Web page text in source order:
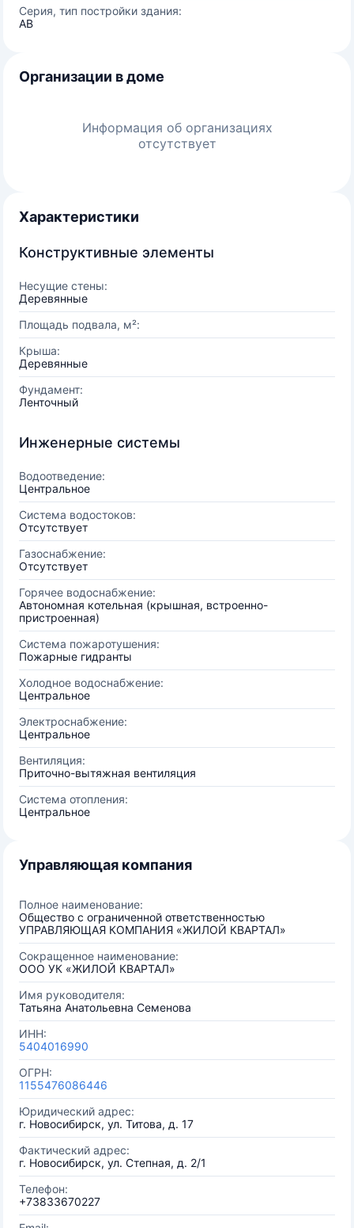
Серия, тип постройки здания:
AB
Организации в доме
Информация об организациях
отсутствует
Характеристики
Конструктивные элементы
Несущие стены:
Деревянные
Площадь подвала, м²:
Крыша:
Деревянные
Фундамент:
Ленточный
Инженерные системы
Водоотведение:
Центральное
Система водостоков:
Отсутствует
Газоснабжение:
Отсутствует
Горячее водоснабжение:
Автономная котельная (крышная, встроенно-
пристроенная)
Система пожаротушения:
Пожарные гидранты
Холодное водоснабжение:
Центральное
Электроснабжение:
Центральное
Вентиляция:
Приточно-вытяжная вентиляция
Система отопления:
Центральное
Управляющая компания
Полное наименование:
Общество с ограниченной ответственностью
УПРАВЛЯЮЩАЯ КОМПАНИЯ «ЖИЛОЙ КВАРТАЛ»
Сокращенное наименование:
ООО УК «ЖИЛОЙ КВАРТАЛ»
Имя руководителя:
Татьяна Анатольевна Семенова
ИНН:
5404016990
ОГРН:
1155476086446
Юридический адрес:
г. Новосибирск, ул. Титова, д. 17
Фактический адрес:
г. Новосибирск, ул. Степная, д. 2/1
Телефон:
+73833670227